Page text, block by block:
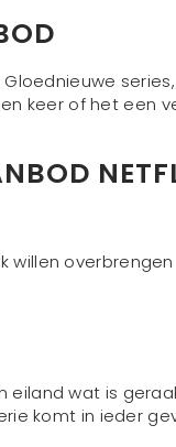
keer of het een
wat is
komt in ieder